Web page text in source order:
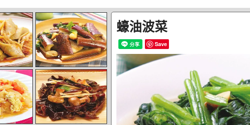
蠔油波菜
Save